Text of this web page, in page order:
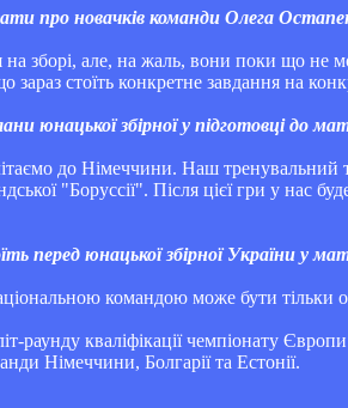
про новачків команди Олега
зборі, але, на жаль, вони поки що не
зараз стоїть конкретне завдання на
юнацької збірної у підготовці до
до Німеччини. Наш тренувальний
"Боруссії". Після цієї гри у нас
перед юнацької збірної України у
командою може бути тільки
раунду кваліфікації чемпіонату
Німеччини, Болгарії та Естонії.